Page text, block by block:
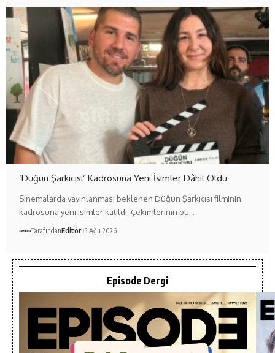
‘Düğün Şarkıcısı’ Kadrosuna Yeni İsimler Dâhil Oldu
Sinemalarda yayınlanması beklenen Düğün Şarkıcısı filminin
kadrosuna yeni isimler katıldı. Çekimlerinin bu…
TarafındanEditör 5 Ağu 2026
Episode Dergi